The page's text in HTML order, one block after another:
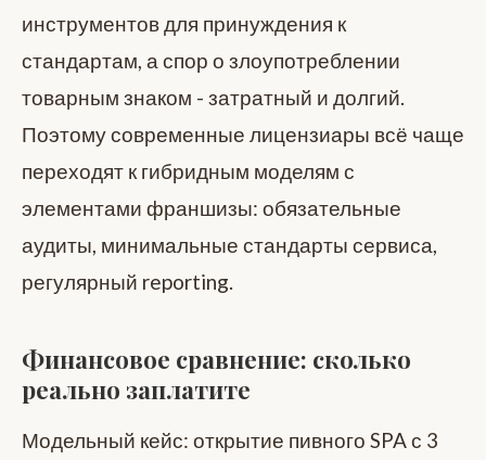
инструментов для принуждения к
стандартам, а спор о злоупотреблении
товарным знаком - затратный и долгий.
Поэтому современные лицензиары всё чаще
переходят к гибридным моделям с
элементами франшизы: обязательные
аудиты, минимальные стандарты сервиса,
регулярный reporting.
Финансовое сравнение: сколько
реально заплатите
Модельный кейс: открытие пивного SPA с 3